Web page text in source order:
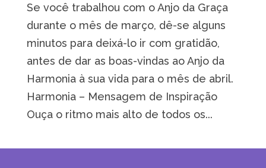
Se você trabalhou com o Anjo da Graça
durante o mês de março, dê-se alguns
minutos para deixá-lo ir com gratidão,
antes de dar as boas-vindas ao Anjo da
Harmonia à sua vida para o mês de abril.
Harmonia – Mensagem de Inspiração
Ouça o ritmo mais alto de todos os...